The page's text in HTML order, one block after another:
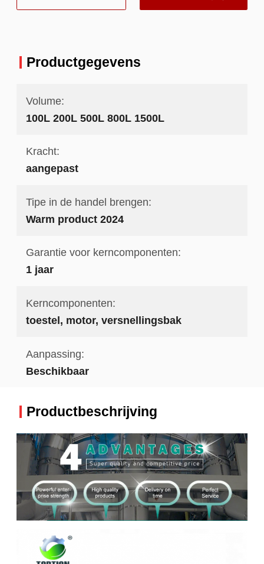
Productgegevens
Volume:
100L 200L 500L 800L 1500L
Kracht:
aangepast
Tipe in de handel brengen:
Warm product 2024
Garantie voor kerncomponenten:
1 jaar
Kerncomponenten:
toestel, motor, versnellingsbak
Aanpassing:
Beschikbaar
Productbeschrijving